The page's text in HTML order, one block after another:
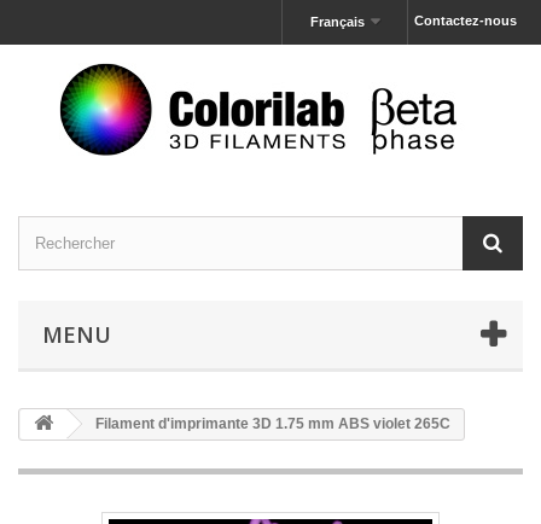
Contactez-nous
Français
MENU
Filament d'imprimante 3D 1.75 mm ABS violet 265C